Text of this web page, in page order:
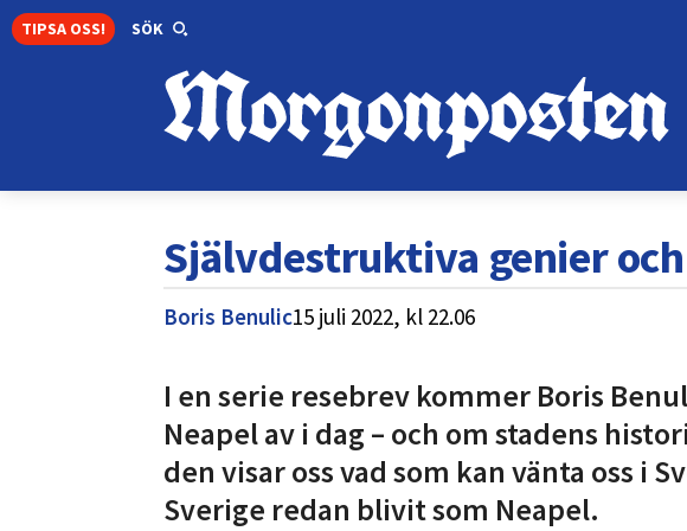
TIPSA OSS! SÖK
Självdestruktiva genier
Boris Benulic15 juli 2022, kl 22.06
I en serie resebrev kommer Boris
Neapel av i dag – och om stadens
den visar oss vad som kan vänta oss i
Sverige redan blivit som Neapel.